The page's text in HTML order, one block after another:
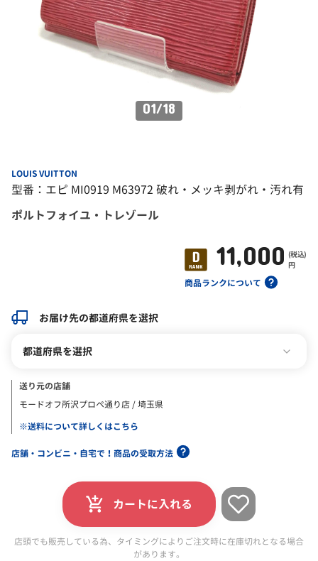
01/18
LOUIS VUITTON
型番：エピ MI0919 M63972 破れ・メッキ剥がれ・汚れ有
ポルトフォイユ・トレゾール
商品ランクについて
11,000 (税込)
円
お届け先の都道府県を選択
都道府県を選択
送り元の店舗
モードオフ所沢プロペ通り店 / 埼玉県
※送料について詳しくはこちら
店舗・コンビニ・自宅で！商品の受取方法
カートに入れる
店頭でも販売している為、タイミングによりご注文時に在庫切れとなる場合
があります。